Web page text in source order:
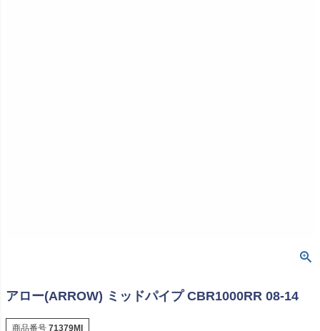
アロー(ARROW) ミッドパイプ CBR1000RR 08-14
商品番号 71379MI